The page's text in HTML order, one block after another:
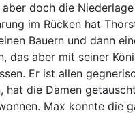
doch die
im Rücken hat
Bauern und dann
das aber mit seiner
Er ist allen
hat die Damen
Max konnte die